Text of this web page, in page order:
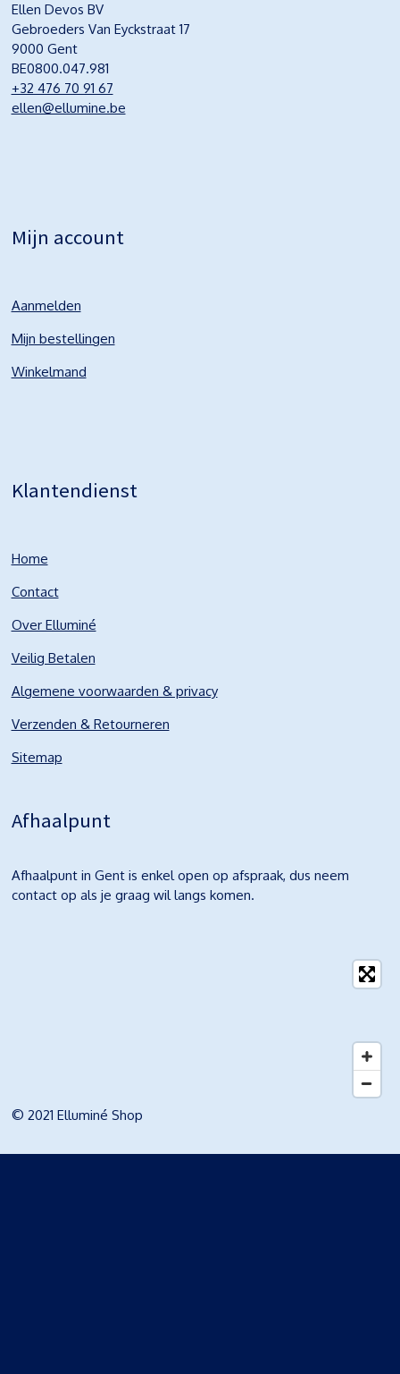
Ellen Devos BV
Gebroeders Van Eyckstraat 17
9000 Gent
BE0800.047.981
+32 476 70 91 67
ellen@ellumine.be
Mijn account
Aanmelden
Mijn bestellingen
Winkelmand
Klantendienst
Home
Contact
Over Elluminé
Veilig Betalen
Algemene voorwaarden & privacy
Verzenden & Retourneren
Sitemap
Afhaalpunt
Afhaalpunt in Gent is enkel open op afspraak, dus neem
contact op als je graag wil langs komen.
© 2021 Elluminé Shop